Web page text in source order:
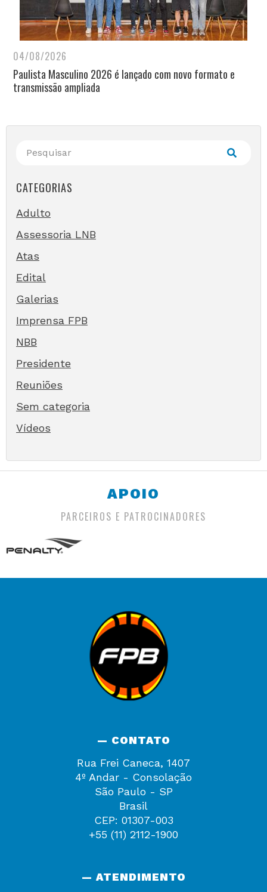
04/08/2026
Paulista Masculino 2026 é lançado com novo formato e
transmissão ampliada
CATEGORIAS
Adulto
Assessoria LNB
Atas
Edital
Galerias
Imprensa FPB
NBB
Presidente
Reuniões
Sem categoria
Vídeos
APOIO
PARCEIROS E PATROCINADORES
— CONTATO
Rua Frei Caneca, 1407
4º Andar - Consolação
São Paulo - SP
Brasil
CEP: 01307-003
+55 (11) 2112-1900
— ATENDIMENTO